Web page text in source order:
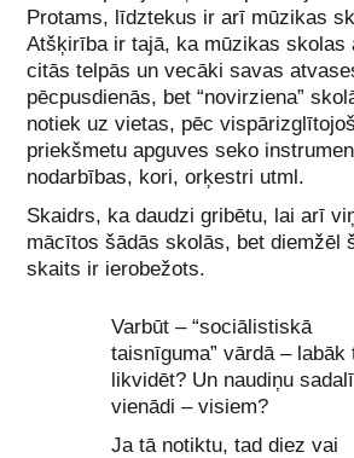
Protams, līdztekus ir arī mūzikas
Atšķirība ir tajā, ka mūzikas skolas
citās telpās un vecāki savas
pēcpusdienās, bet “novirziena”
notiek uz vietas, pēc
priekšmetu apguves seko
nodarbības, kori, orķestri utml.
Skaidrs, ka daudzi gribētu, lai arī
mācītos šādās skolās, bet diemžēl
skaits ir ierobežots.
Varbūt – “sociālistiskā
taisnīguma” vārdā – labāk
likvidēt? Un naudiņu
vienādi – visiem?
Ja tā notiktu, tad diez vai